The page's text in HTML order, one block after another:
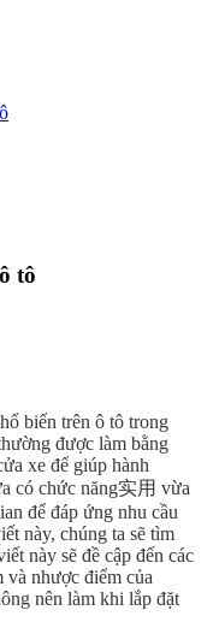
tô
biến trên ô tô trong
được làm bằng
xe để giúp hành
có chức năng实用 vừa
để đáp ứng nhu cầu
này, chúng ta sẽ tìm
này sẽ đề cập đến các
và nhược điểm của
nên làm khi lắp đặt